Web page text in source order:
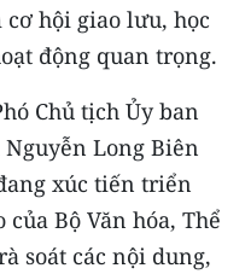
cơ hội giao lưu, học
động quan trọng.
Chủ tịch Ủy ban
Long Biên
xúc tiến triển
Bộ Văn hóa, Thể
soát các nội dung,